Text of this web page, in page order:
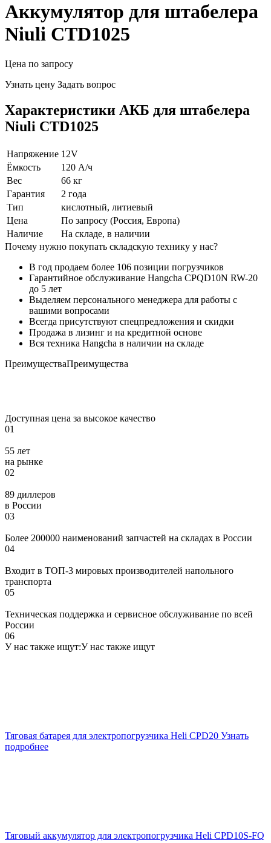
Аккумулятор для штабелера
Niuli CTD1025
Цена по запросу
Узнать цену Задать вопрос
Характеристики АКБ для штабелера
Niuli CTD1025
Напряжение 12V
Ёмкость
120 А/ч
Вес
66 кг
Гарантия
2 года
Тип
кислотный, литиевый
Цена
По запросу (Россия, Европа)
Наличие
На складе, в наличии
Почему нужно покупать складскую технику у нас?
В год продаем более 106 позиции погрузчиков
Гарантийное обслуживание Hangcha CPQD10N RW-20
до 5 лет
Выделяем персонального менеджера для работы с
вашими вопросами
Всегда присутствуют спецпредложения и скидки
Продажа в лизинг и на кредитной основе
Вся техника Hangcha в наличии на складе
ПреимуществаПреимущества
Доступная цена за высокое качество
01
55 лет
на рынке
02
89 диллеров
в России
03
Более 200000 наименований запчастей на складах в России
04
Входит в ТОП-3 мировых производителей напольного
транспорта
05
Техническая поддержка и сервисное обслуживание по всей
России
06
У нас также ищут:У нас также ищут
Тяговая батарея для электропогрузчика Heli CPD20 Узнать
подробнее
Тяговый аккумулятор для электропогрузчика Heli CPD10S-FQ